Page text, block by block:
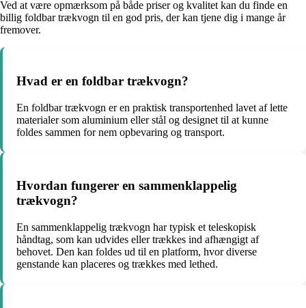
Ved at være opmærksom på både priser og kvalitet kan du finde en
billig foldbar trækvogn til en god pris, der kan tjene dig i mange år
fremover.
Hvad er en foldbar trækvogn?
En foldbar trækvogn er en praktisk transportenhed lavet af lette
materialer som aluminium eller stål og designet til at kunne
foldes sammen for nem opbevaring og transport.
Hvordan fungerer en sammenklappelig
trækvogn?
En sammenklappelig trækvogn har typisk et teleskopisk
håndtag, som kan udvides eller trækkes ind afhængigt af
behovet. Den kan foldes ud til en platform, hvor diverse
genstande kan placeres og trækkes med lethed.